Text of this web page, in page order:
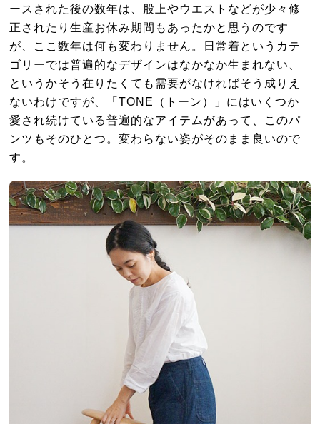
ースされた後の数年は、股上やウエストなどが少々修
正されたり生産お休み期間もあったかと思うのです
が、ここ数年は何も変わりません。日常着というカテ
ゴリーでは普遍的なデザインはなかなか生まれない、
というかそう在りたくても需要がなければそう成りえ
ないわけですが、「TONE（トーン）」にはいくつか
愛され続けている普遍的なアイテムがあって、このパ
ンツもそのひとつ。変わらない姿がそのまま良いので
す。